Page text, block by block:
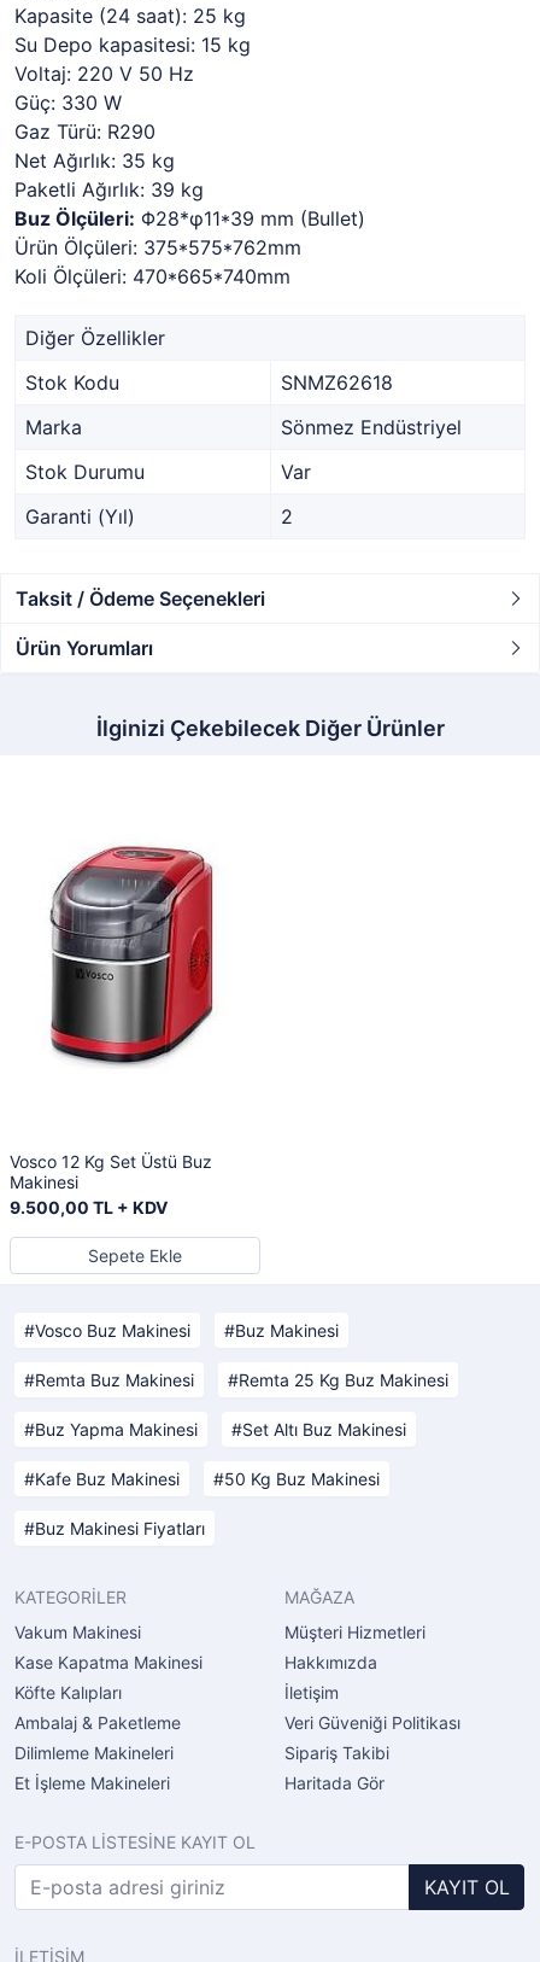
Kapasite (24 saat): 25 kg
Su Depo kapasitesi: 15 kg
Voltaj: 220 V 50 Hz
Güç: 330 W
Gaz Türü: R290
Net Ağırlık: 35 kg
Paketli Ağırlık: 39 kg
Buz Ölçüleri: Φ28*φ11*39 mm (Bullet)
Ürün Ölçüleri: 375*575*762mm
Koli Ölçüleri: 470*665*740mm
Diğer Özellikler
Stok Kodu
SNMZ62618
Marka
Sönmez Endüstriyel
Stok Durumu
Var
Garanti (Yıl)
2
Taksit / Ödeme Seçenekleri
Ürün Yorumları
İlginizi Çekebilecek Diğer Ürünler
Vosco 12 Kg Set Üstü Buz
Makinesi
9.500,00 TL + KDV
Sepete Ekle
Vosco Buz Makinesi Buz Makinesi
Remta Buz Makinesi Remta 25 Kg Buz Makinesi
Buz Yapma Makinesi Set Altı Buz Makinesi
Kafe Buz Makinesi 50 Kg Buz Makinesi
Buz Makinesi Fiyatları
KATEGORİLER
Vakum Makinesi
Kase Kapatma Makinesi
Köfte Kalıpları
Ambalaj & Paketleme
Dilimleme Makineleri
Et İşleme Makineleri
MAĞAZA
Müşteri Hizmetleri
Hakkımızda
İletişim
Veri Güveniği Politikası
Sipariş Takibi
Haritada Gör
E-POSTA LİSTESİNE KAYIT OL
KAYIT OL
İLETİŞİM